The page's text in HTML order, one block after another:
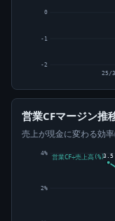
-2
-1
0
25/3
営業CFマージン推
売上が現金に変わる効
2%
4% 3.5
営業CF÷売上高(%)